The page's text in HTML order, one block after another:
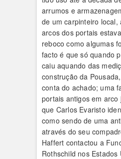
arrumos e
de um carpinteiro local,
arcos dos portais
reboco como algumas
facto é que só quando
caiu aquando das
construção da
conta do achado; uma
portais antigos em arco
que Carlos Evaristo
como sendo de uma
através do seu
Haffert contactou a
Rothschild nos Estados